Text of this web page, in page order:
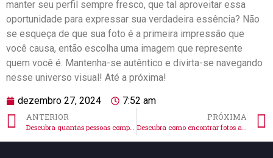
manter seu perfil sempre fresco, que ⁤tal aproveitar essa
oportunidade para ⁣expressar sua verdadeira essência? ⁣Não
se esqueça de⁢ que sua foto é‌ a primeira impressão⁣ que
você causa, então​ escolha uma imagem que represente
quem você é. Mantenha-se autêntico e divirta-se⁢ navegando
nesse universo visual! Até⁢ a próxima!
dezembro 27, 2024 7:52 am
ANTERIOR PRÓXIMA